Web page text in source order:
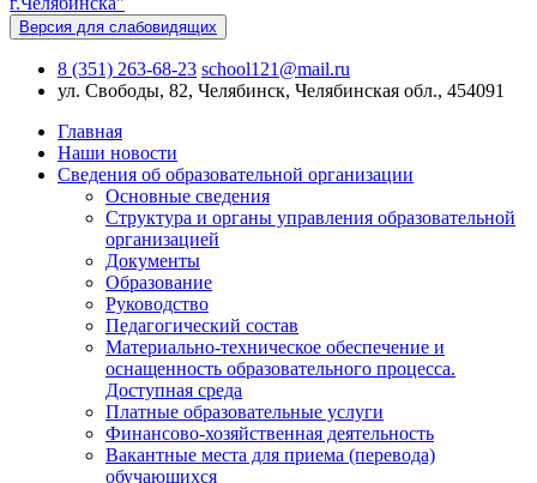
Версия для слабовидящих
8 (351) 263-68-23 school121@mail.ru
ул. Свободы, 82, Челябинск, Челябинская обл., 454091
Главная
Наши новости
Сведения об образовательной организации
Основные сведения
Структура и органы управления образовательной
организацией
Документы
Образование
Руководство
Педагогический состав
Материально-техническое обеспечение и
оснащенность образовательного процесса.
Доступная среда
Платные образовательные услуги
Финансово-хозяйственная деятельность
Вакантные места для приема (перевода)
обучающихся